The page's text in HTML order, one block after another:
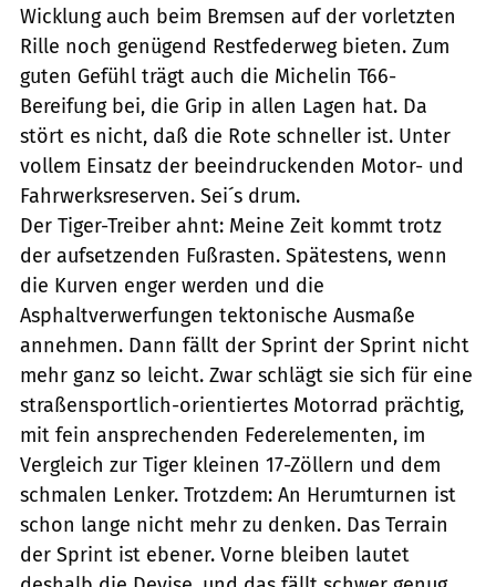
Wicklung auch beim Bremsen auf der vorletzten
Rille noch genügend Restfederweg bieten. Zum
guten Gefühl trägt auch die Michelin T66-
Bereifung bei, die Grip in allen Lagen hat. Da
stört es nicht, daß die Rote schneller ist. Unter
vollem Einsatz der beeindruckenden Motor- und
Fahrwerksreserven. Sei´s drum.
Der Tiger-Treiber ahnt: Meine Zeit kommt trotz
der aufsetzenden Fußrasten. Spätestens, wenn
die Kurven enger werden und die
Asphaltverwerfungen tektonische Ausmaße
annehmen. Dann fällt der Sprint der Sprint nicht
mehr ganz so leicht. Zwar schlägt sie sich für eine
straßensportlich-orientiertes Motorrad prächtig,
mit fein ansprechenden Federelementen, im
Vergleich zur Tiger kleinen 17-Zöllern und dem
schmalen Lenker. Trotzdem: An Herumturnen ist
schon lange nicht mehr zu denken. Das Terrain
der Sprint ist ebener. Vorne bleiben lautet